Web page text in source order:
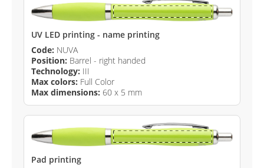
UV LED printing - name printing
Code: NUVA
Position: Barrel - right handed
Technology: III
Max colors: Full Color
Max dimensions: 60 x 5 mm
Pad printing